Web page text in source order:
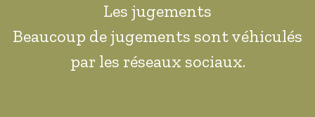
Les jugements
Beaucoup de jugements sont véhiculés
par les réseaux sociaux.